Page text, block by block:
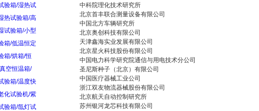
验箱/湿热试
热试验箱/高
试验箱/小型
箱/低温恒定
箱/烘箱/恒
空恒温箱/
验箱/温度快
化试验机/紫
验箱/氙灯试
中科院理化技术研究所
北京首丰联合测量设备有限公司
中国北方车辆研究所
北京奥创科技有限公司
天津鑫海实业发展有限公司
北京星火科技股份有限公司
中国电力科学研究院通信与用电技术分公司
圣尼斯种子（北京）有限公司
中国医疗器械工业公司
浙江双友物流器械股份有限公司
北京航天自动控制研究所
苏州银河龙芯科技有限公司